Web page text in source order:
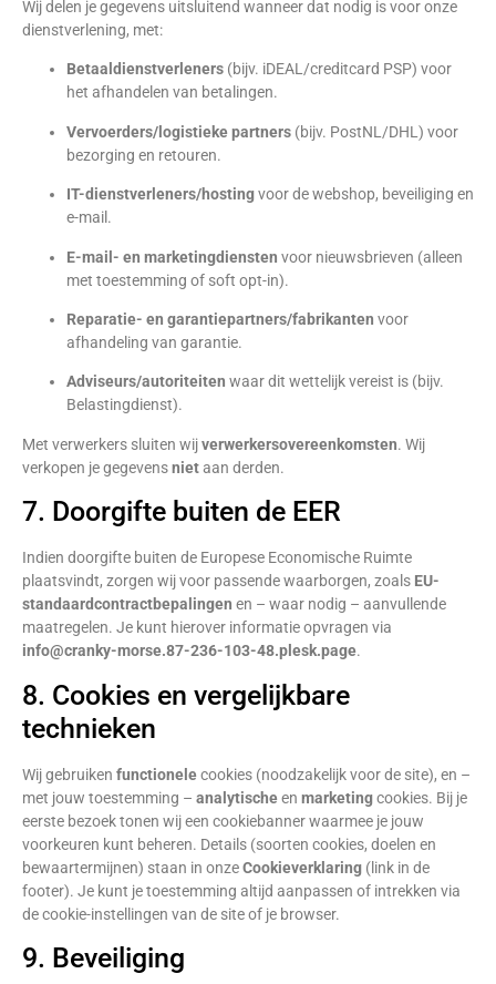
Wij delen je gegevens uitsluitend wanneer dat nodig is voor onze
dienstverlening, met:
Betaaldienstverleners (bijv. iDEAL/creditcard PSP) voor
het afhandelen van betalingen.
Vervoerders/logistieke partners (bijv. PostNL/DHL) voor
bezorging en retouren.
IT-dienstverleners/hostingvoor de webshop, beveiliging en
e-mail.
E-mail- en marketingdiensten voor nieuwsbrieven (alleen
met toestemming of soft opt-in).
Reparatie- en garantiepartners/fabrikanten voor
afhandeling van garantie.
Adviseurs/autoriteiten waar dit wettelijk vereist is (bijv.
Belastingdienst).
Met verwerkers sluiten wijverwerkersovereenkomsten. Wij
verkopen je gegevensnietaan derden.
7. Doorgifte buiten de EER
Indien doorgifte buiten de Europese Economische Ruimte
plaatsvindt, zorgen wij voor passende waarborgen, zoals EU-
standaardcontractbepalingen en – waar nodig – aanvullende
maatregelen. Je kunt hierover informatie opvragen via
info@cranky-morse.87-236-103-48.plesk.page.
8. Cookies en vergelijkbare
technieken
Wij gebruiken functionelecookies (noodzakelijk voor de site), en –
met jouw toestemming – analytischeen marketingcookies. Bij je
eerste bezoek tonen wij een cookiebanner waarmee je jouw
voorkeuren kunt beheren. Details (soorten cookies, doelen en
bewaartermijnen) staan in onzeCookieverklaring (link in de
footer). Je kunt je toestemming altijd aanpassen of intrekken via
de cookie-instellingen van de site of je browser.
9. Beveiliging